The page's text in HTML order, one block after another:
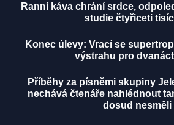
Ranní káva chrání srdce,
studie čtyřiceti
Konec úlevy: Vrací se
výstrahu pro
Příběhy za písněmi skupiny
nechává čtenáře nahlédnout
dosud nesměli